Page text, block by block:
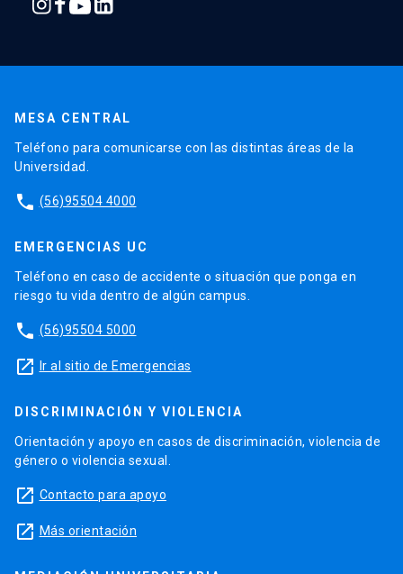
MESA CENTRAL
Teléfono para comunicarse con las distintas áreas de la
Universidad.
phone (56)95504 4000
EMERGENCIAS UC
Teléfono en caso de accidente o situación que ponga en
riesgo tu vida dentro de algún campus.
phone (56)95504 5000
launch Ir al sitio de Emergencias
DISCRIMINACIÓN Y VIOLENCIA
Orientación y apoyo en casos de discriminación, violencia de
género o violencia sexual.
launch Contacto para apoyo
launch Más orientación